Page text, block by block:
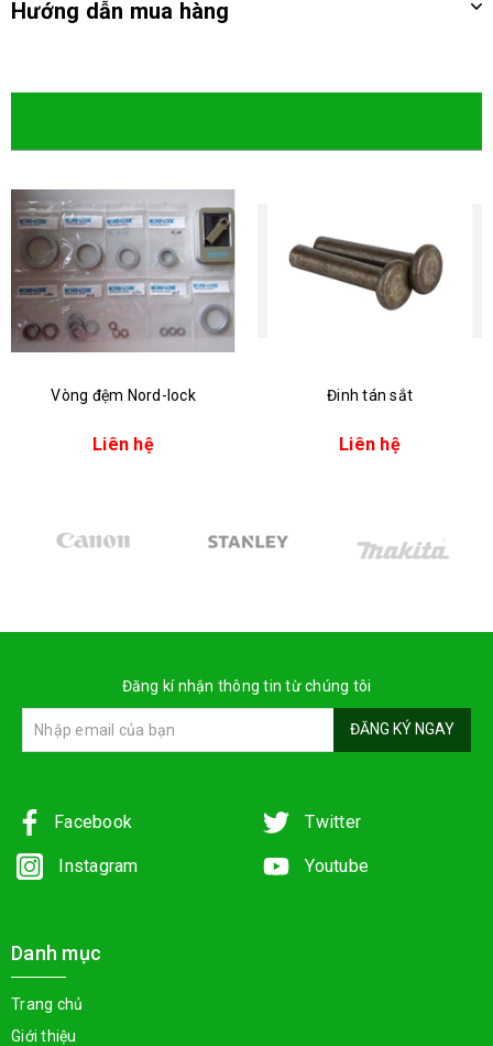
Hướng dẫn mua hàng
Vòng đệm Nord-lock
Liên hệ
Đinh tán sắt
Liên hệ
Đăng kí nhận thông tin từ chúng tôi
ĐĂNG KÝ NGAY
Facebook Twitter
Instagram Youtube
Danh mục
Trang chủ
Giới thiệu